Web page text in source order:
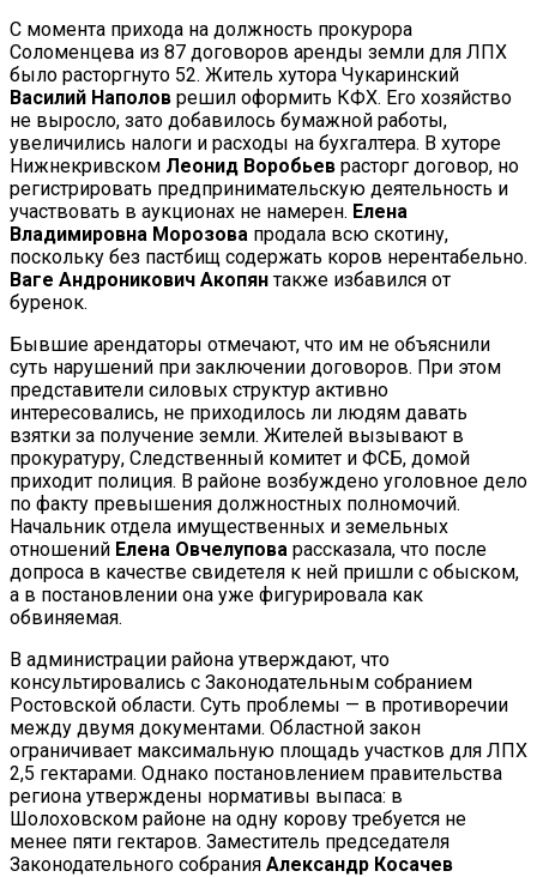
С момента прихода на должность прокурора
Соломенцева из 87 договоров аренды земли для ЛПХ
было расторгнуто 52. Житель хутора Чукаринский
Василий Наполов решил оформить КФХ. Его хозяйство
не выросло, зато добавилось бумажной работы,
увеличились налоги и расходы на бухгалтера. В хуторе
Нижнекривском Леонид Воробьев расторг договор, но
регистрировать предпринимательскую деятельность и
участвовать в аукционах не намерен. Елена
Владимировна Морозова продала всю скотину,
поскольку без пастбищ содержать коров нерентабельно.
Ваге Андроникович Акопянтакже избавился от
буренок.
Бывшие арендаторы отмечают, что им не объяснили
суть нарушений при заключении договоров. При этом
представители силовых структур активно
интересовались, не приходилось ли людям давать
взятки за получение земли. Жителей вызывают в
прокуратуру, Следственный комитет и ФСБ, домой
приходит полиция. В районе возбуждено уголовное дело
по факту превышения должностных полномочий.
Начальник отдела имущественных и земельных
отношений Елена Овчелупова рассказала, что после
допроса в качестве свидетеля к ней пришли с обыском,
а в постановлении она уже фигурировала как
обвиняемая.
В администрации района утверждают, что
консультировались с Законодательным собранием
Ростовской области. Суть проблемы — в противоречии
между двумя документами. Областной закон
ограничивает максимальную площадь участков для ЛПХ
2,5 гектарами. Однако постановлением правительства
региона утверждены нормативы выпаса: в
Шолоховском районе на одну корову требуется не
менее пяти гектаров. Заместитель председателя
Законодательного собрания Александр Косачев